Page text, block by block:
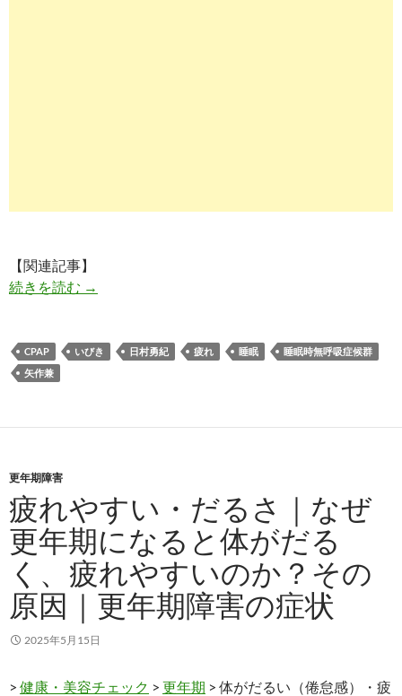
【関連記事】
続きを読む 朝起きた時疲れがとれていない原因は「いびき
→
CPAP いびき 日村勇紀 疲れ 睡眠
睡眠時無呼吸症候群
矢作兼
更年期障害
疲れやすい・だるさ｜なぜ
更年期になると体がだる
く、疲れやすいのか？その
原因｜更年期障害の症状
2025年5月15日
> 健康・美容チェック > 更年期 > 体がだるい（倦怠感）・疲